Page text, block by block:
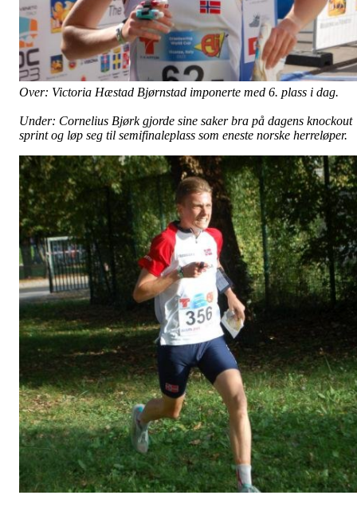
Over: Victoria Hæstad Bjørnstad imponerte med 6. plass i dag.
Under: Cornelius Bjørk gjorde sine saker bra på dagens knockout
sprint og løp seg til semifinaleplass som eneste norske herreløper.